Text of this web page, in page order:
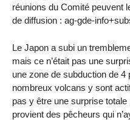
réunions du Comité peuvent
de diffusion : ag-gde-
Le Japon a subi un
mais ce n’était pas une
une zone de subduction de
nombreux volcans y sont
pas y être une surprise
provient des pêcheurs qui